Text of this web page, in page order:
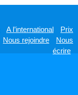
A l’international
Prix
Nous rejoindre
Nous
écrire